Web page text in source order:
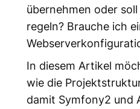
übernehmen oder
regeln? Brauche ich
In diesem Artikel
wie die
damit Symfony2 und